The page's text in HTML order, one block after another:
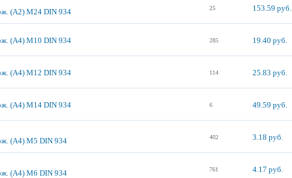
(А2) М24 DIN 934 25 153.59 руб.
(А4) М10 DIN 934 285 19.40 руб.
(А4) М12 DIN 934 114 25.83 руб.
(А4) М14 DIN 934 6 49.59 руб.
(А4) М5 DIN 934 402 3.18 руб.
(А4) М6 DIN 934 761 4.17 руб.